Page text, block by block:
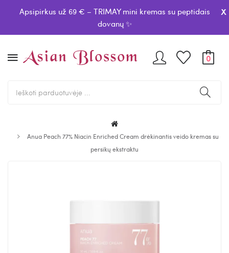
Apsipirkus už 69 € – TRIMAY mini kremas su peptidais
dovanų ✨
x
0
Anua Peach 77% Niacin Enriched Cream drėkinantis veido kremas su
persikų ekstraktu